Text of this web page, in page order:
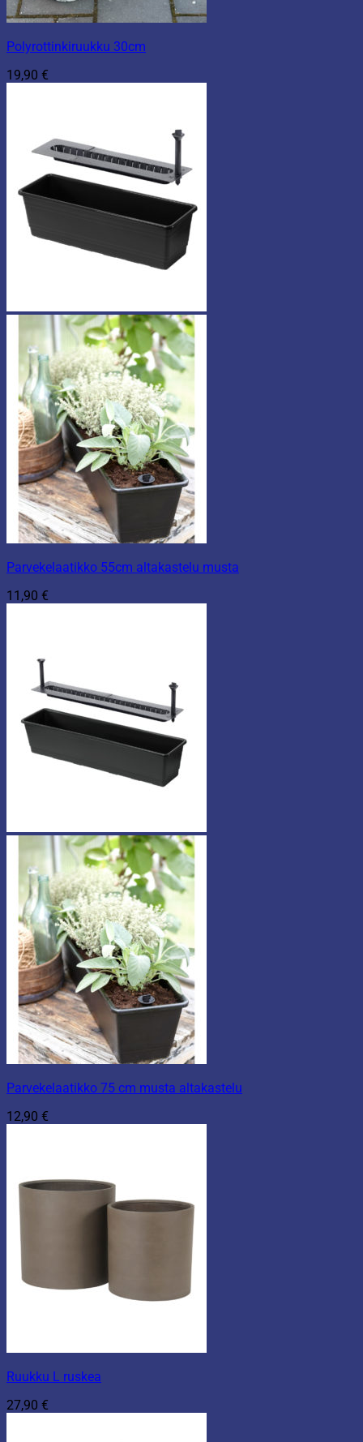
Polyrottinkiruukku 30cm
19,90 €
Parvekelaatikko 55cm altakastelu musta
11,90 €
Parvekelaatikko 75 cm musta altakastelu
12,90 €
Ruukku L ruskea
27,90 €